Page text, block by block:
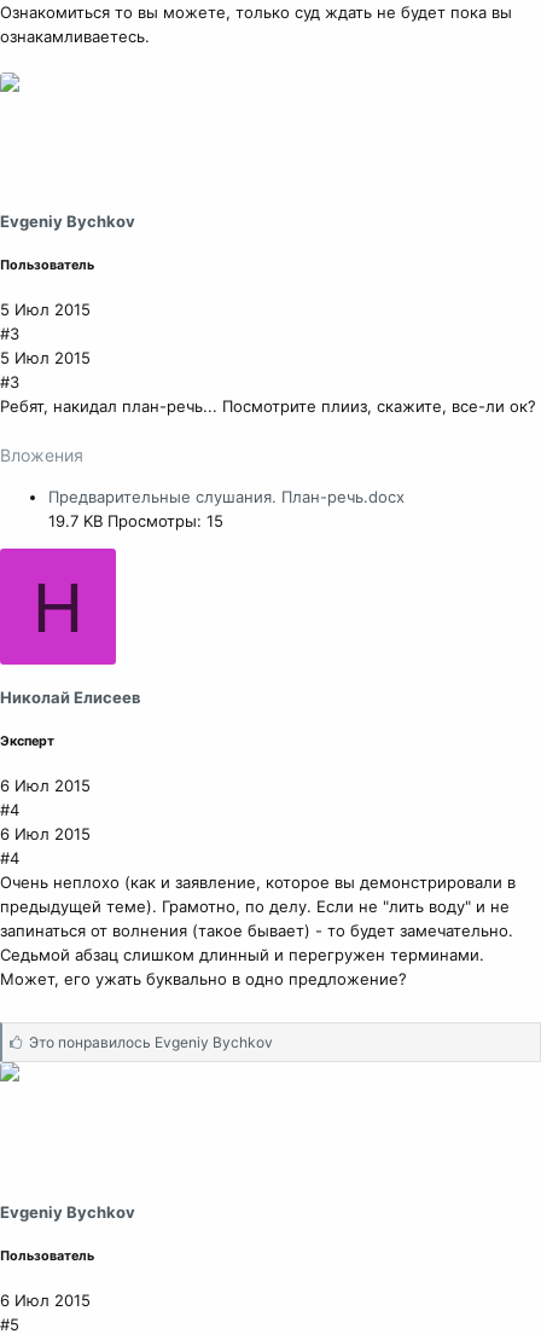
Ознакомиться то вы можете, только суд ждать не будет пока вы
ознакамливаетесь.
Evgeniy Bychkov
Пользователь
5 Июл 2015
#3
5 Июл 2015
#3
Ребят, накидал план-речь... Посмотрите плииз, скажите, все-ли ок?
Вложения
Предварительные слушания. План-речь.docx
19.7 KB Просмотры: 15
Н
Николай Елисеев
Эксперт
6 Июл 2015
#4
6 Июл 2015
#4
Очень неплохо (как и заявление, которое вы демонстрировали в
предыдущей теме). Грамотно, по делу. Если не "лить воду" и не
запинаться от волнения (такое бывает) - то будет замечательно.
Седьмой абзац слишком длинный и перегружен терминами.
Может, его ужать буквально в одно предложение?
С
и
:
Это понравилось Evgeniy Bychkov
Evgeniy Bychkov
Пользователь
6 Июл 2015
#5